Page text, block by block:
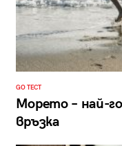
GO ТЕСТ
Морето – най-
връзка